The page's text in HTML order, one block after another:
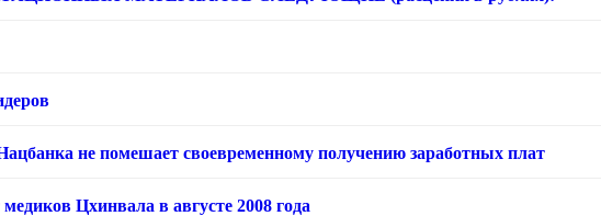
не помешает своевременному получению заработных плат
Цхинвала в августе 2008 года